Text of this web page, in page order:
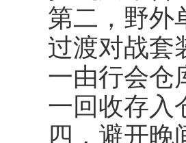
第二，野外
过渡对战套
一由行会仓
一回收存入
四，避开晚